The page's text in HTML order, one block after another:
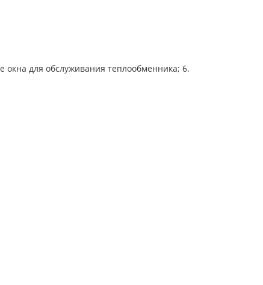
для обслуживания теплообменника; 6.